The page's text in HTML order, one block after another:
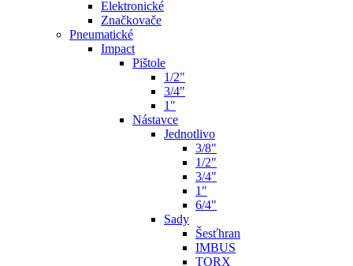
Elektronické
Značkovače
Pneumatické
Impact
Pištole
1/2"
3/4"
1"
Nástavce
Jednotlivo
3/8"
1/2"
3/4"
1"
6/4"
Sady
Šesťhran
IMBUS
TORX